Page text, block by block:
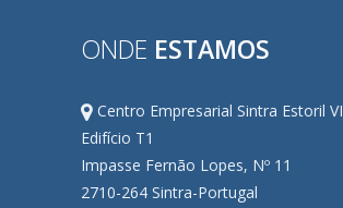
ONDE ESTAMOS
Centro Empresarial Sintra Estoril VI
Edifício T1
Impasse Fernão Lopes, Nº 11
2710-264 Sintra-Portugal